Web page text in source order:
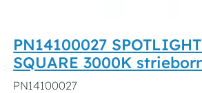
PN14100027
SQUARE 3000K
PN14100027